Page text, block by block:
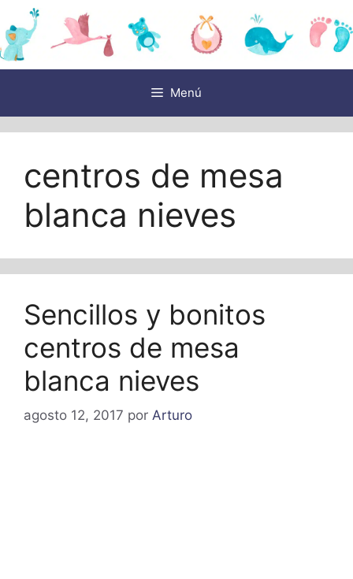
Saltar
al
contenido
Menú
centros de mesa
blanca nieves
Sencillos y bonitos
centros de mesa
blanca nieves
agosto 12, 2017 por Arturo